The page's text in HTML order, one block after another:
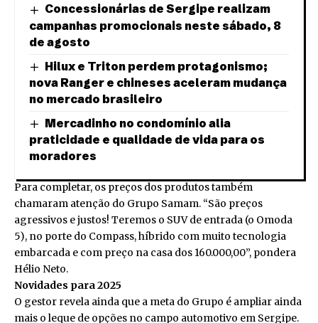
Concessionárias de Sergipe realizam
campanhas promocionais neste sábado, 8
de agosto
Hilux e Triton perdem protagonismo;
nova Ranger e chineses aceleram mudança
no mercado brasileiro
Mercadinho no condomínio alia
praticidade e qualidade de vida para os
moradores
Para completar, os preços dos produtos também
chamaram atenção do Grupo Samam. “São preços
agressivos e justos! Teremos o SUV de entrada (o Omoda
5), no porte do Compass, híbrido com muito tecnologia
embarcada e com preço na casa dos 160.000,00”, pondera
Hélio Neto.
Novidades para 2025
O gestor revela ainda que a meta do Grupo é ampliar ainda
mais o leque de opções no campo automotivo em Sergipe.